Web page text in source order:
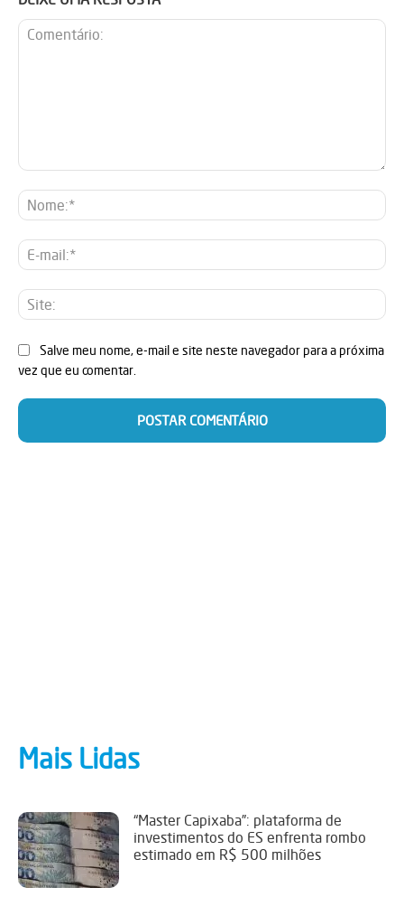
E-
Salve meu nome, e-mail e site neste navegador para a próxima
vez que eu comentar.
Mais Lidas
“Master Capixaba”: plataforma de
investimentos do ES enfrenta rombo
estimado em R$ 500 milhões